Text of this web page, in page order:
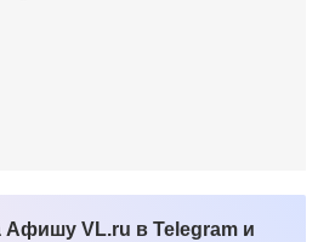
VL.ru в Telegram и